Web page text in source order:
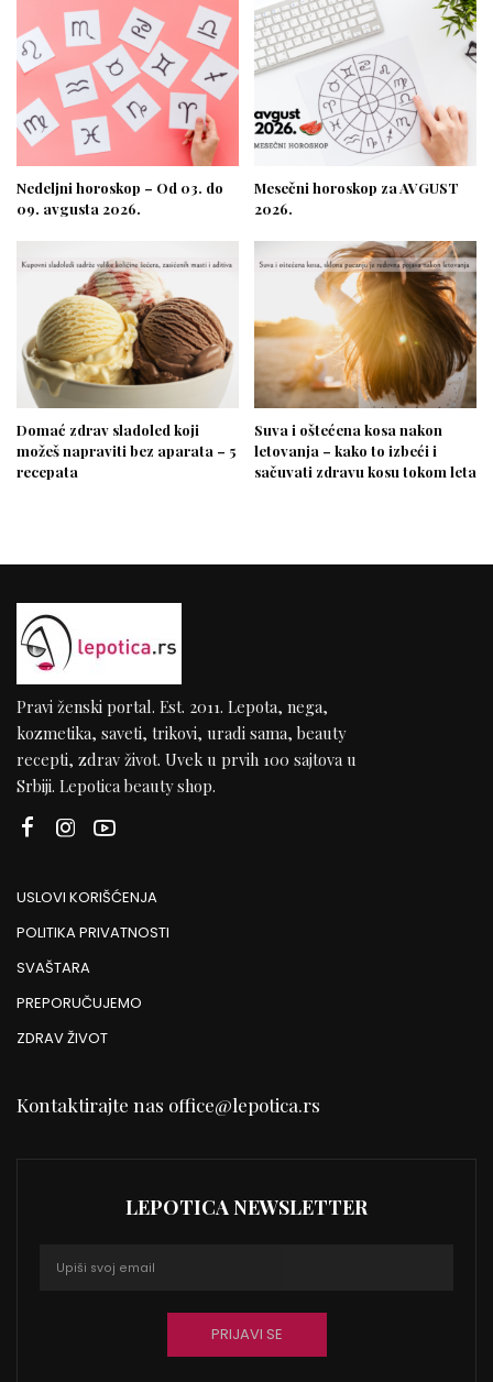
Nedeljni horoskop – Od 03. do
09. avgusta 2026.
Mesečni horoskop za AVGUST
2026.
Domać zdrav sladoled koji
možeš napraviti bez aparata – 5
recepata
Suva i oštećena kosa nakon
letovanja – kako to izbeći i
sačuvati zdravu kosu tokom leta
Pravi ženski portal. Est. 2011. Lepota, nega,
kozmetika, saveti, trikovi, uradi sama, beauty
recepti, zdrav život. Uvek u prvih 100 sajtova u
Srbiji. Lepotica beauty shop.
USLOVI KORIŠĆENJA
POLITIKA PRIVATNOSTI
SVAŠTARA
PREPORUČUJEMO
ZDRAV ŽIVOT
Kontaktirajte nas office@lepotica.rs
LEPOTICA NEWSLETTER